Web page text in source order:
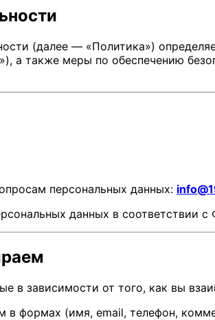
(далее — «Политика»)
а также меры по обеспечению
персональных данных:
данных в соответствии
в зависимости от того, как вы
в формах (имя, email, телефон,